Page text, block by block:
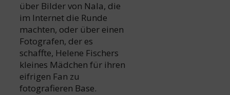
über Bilder von Nala, die
im Internet die Runde
machten, oder über einen
Fotografen, der es
schaffte, Helene Fischers
kleines Mädchen für ihren
eifrigen Fan zu
fotografieren Base.